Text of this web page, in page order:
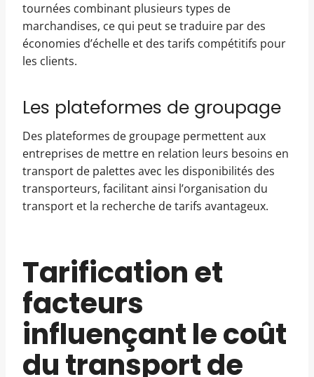
tournées combinant plusieurs types de
marchandises, ce qui peut se traduire par des
économies d’échelle et des tarifs compétitifs pour
les clients.
Les plateformes de groupage
Des plateformes de groupage permettent aux
entreprises de mettre en relation leurs besoins en
transport de palettes avec les disponibilités des
transporteurs, facilitant ainsi l’organisation du
transport et la recherche de tarifs avantageux.
Tarification et
facteurs
influençant le coût
du transport de